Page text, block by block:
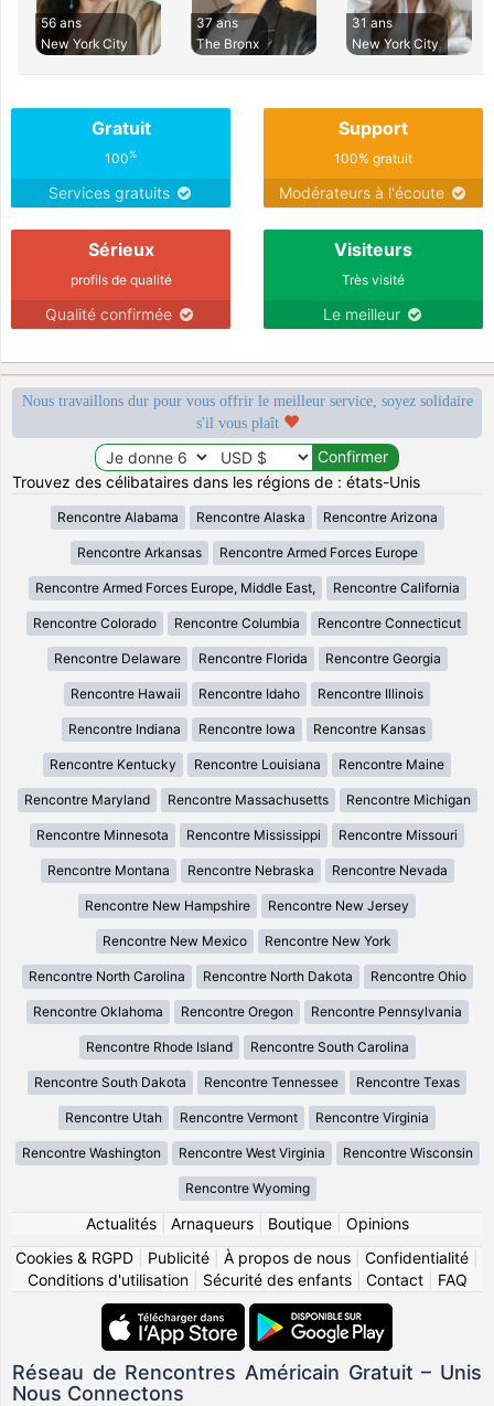
56 ans
New York City
37 ans
The Bronx
31 ans
New York City
Gratuit
100%
Services gratuits
Support
100% gratuit
Modérateurs à l'écoute
Sérieux
profils de qualité
Qualité confirmée
Visiteurs
Très visité
Le meilleur
Nous travaillons dur pour vous offrir le meilleur service, soyez solidaire
s'il vous plaît
Trouvez des célibataires dans les régions de : états-Unis
Rencontre Alabama Rencontre Alaska Rencontre Arizona
Rencontre Arkansas Rencontre Armed Forces Europe
Rencontre Armed Forces Europe, Middle East, Rencontre California
Rencontre Colorado Rencontre Columbia Rencontre Connecticut
Rencontre Delaware Rencontre Florida Rencontre Georgia
Rencontre Hawaii Rencontre Idaho Rencontre Illinois
Rencontre Indiana Rencontre Iowa Rencontre Kansas
Rencontre Kentucky Rencontre Louisiana Rencontre Maine
Rencontre Maryland Rencontre Massachusetts Rencontre Michigan
Rencontre Minnesota Rencontre Mississippi Rencontre Missouri
Rencontre Montana Rencontre Nebraska Rencontre Nevada
Rencontre New Hampshire Rencontre New Jersey
Rencontre New Mexico Rencontre New York
Rencontre North Carolina Rencontre North Dakota Rencontre Ohio
Rencontre Oklahoma Rencontre Oregon Rencontre Pennsylvania
Rencontre Rhode Island Rencontre South Carolina
Rencontre South Dakota Rencontre Tennessee Rencontre Texas
Rencontre Utah Rencontre Vermont Rencontre Virginia
Rencontre Washington Rencontre West Virginia Rencontre Wisconsin
Rencontre Wyoming
Actualités| Arnaqueurs| Boutique| Opinions
Cookies & RGPD
Publicité À propos de nous Confidentialité
Conditions d'utilisation| Sécurité des enfants| Contact| FAQ
Réseau de Rencontres Américain Gratuit – Unis
Nous Connectons